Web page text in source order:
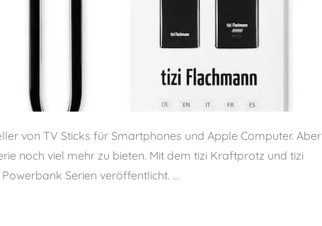
von TV Sticks für Smartphones und Apple Computer. Aber
noch viel mehr zu bieten. Mit dem tizi Kraftprotz und tizi
Serien veröffentlicht. ...